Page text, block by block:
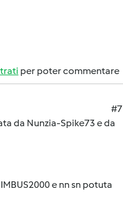
per poter commentare
#7
da Nunzia-Spike73 e da
e nn sn potuta